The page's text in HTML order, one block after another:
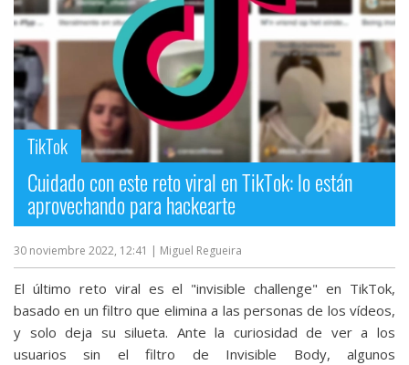
TikTok
Cuidado con este reto viral en TikTok: lo están
aprovechando para hackearte
30 noviembre 2022, 12:41 | Miguel Regueira
El último reto viral es el "invisible challenge" en TikTok,
basado en un filtro que elimina a las personas de los vídeos,
y solo deja su silueta. Ante la curiosidad de ver a los
usuarios sin el filtro de Invisible Body, algunos